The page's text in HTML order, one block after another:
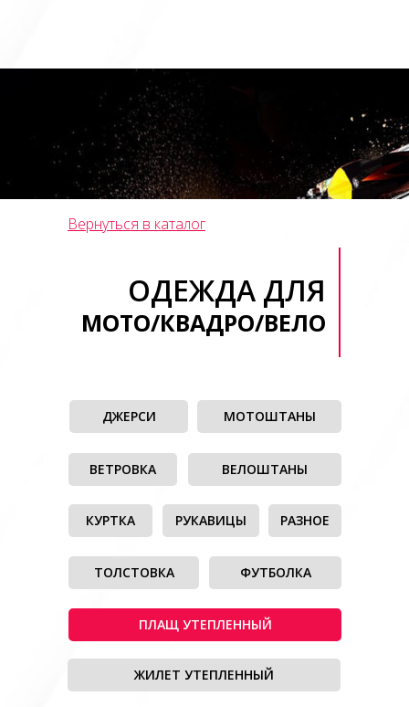
ОДЕЖДА ДЛЯ
МОТО/КВАДРО/ВЕЛО
Вернуться в каталог
ДЖЕРСИ МОТОШТАНЫ
ВЕЛОШТАНЫ
ТОЛСТОВКА
ВЕТРОВКА
КУРТКА РУКАВИЦЫ
ФУТБОЛКА
ПЛАЩ УТЕПЛЕННЫЙ
ЖИЛЕТ УТЕПЛЕННЫЙ
РАЗНОЕ